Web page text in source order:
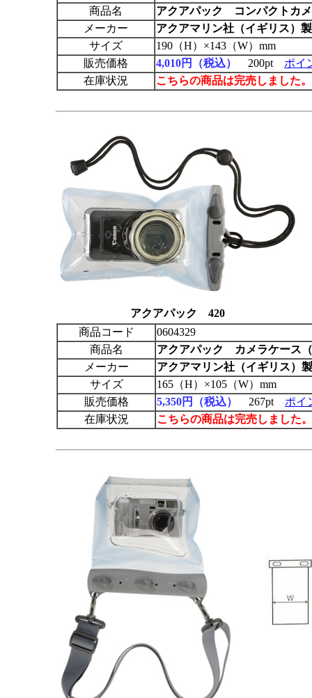
商品名
アクアパック コンパクト
メーカー
アクアマリン社（イギリス）製
サイズ
190（H）×143（W）mm
販売価格
4,010円（税込） 200pt ポイ
在庫状況
こちらの商品は完売しました
アクアパック 420
商品コード
0604329
商品名
アクアパック
カメラケー
メーカー
アクアマリン社（イギリス）製
サイズ
165（H）×105（W）mm
販売価格
5,350円（税込） 267pt ポイ
在庫状況
こちらの商品は完売しました